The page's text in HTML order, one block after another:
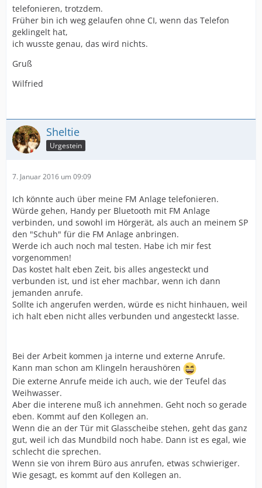
telefonieren, trotzdem.
Früher bin ich weg gelaufen ohne CI, wenn das Telefon
geklingelt hat,
ich wusste genau, das wird nichts.
Gruß
Wilfried
Sheltie
Urgestein
7. Januar 2016 um 09:09
Ich könnte auch über meine FM Anlage telefonieren.
Würde gehen, Handy per Bluetooth mit FM Anlage
verbinden, und sowohl im Hörgerät, als auch an meinem SP
den "Schuh" für die FM Anlage anbringen.
Werde ich auch noch mal testen. Habe ich mir fest
vorgenommen!
Das kostet halt eben Zeit, bis alles angesteckt und
verbunden ist, und ist eher machbar, wenn ich dann
jemanden anrufe.
Sollte ich angerufen werden, würde es nicht hinhauen, weil
ich halt eben nicht alles verbunden und angesteckt lasse.
Bei der Arbeit kommen ja interne und externe Anrufe.
Kann man schon am Klingeln heraushören
Die externe Anrufe meide ich auch, wie der Teufel das
Weihwasser.
Aber die interene muß ich annehmen. Geht noch so gerade
eben. Kommt auf den Kollegen an.
Wenn die an der Tür mit Glasscheibe stehen, geht das ganz
gut, weil ich das Mundbild noch habe. Dann ist es egal, wie
schlecht die sprechen.
Wenn sie von ihrem Büro aus anrufen, etwas schwieriger.
Wie gesagt, es kommt auf den Kollegen an.